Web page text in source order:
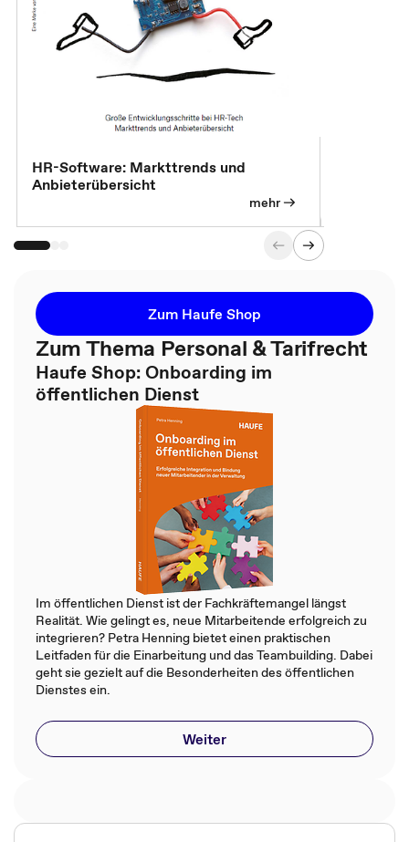
HR-Software: Markttrends und
Anbieterübersicht
mehr
Zum Haufe Shop
Zum Thema Personal & Tarifrecht
Haufe Shop: Onboarding im
öffentlichen Dienst
Im öffentlichen Dienst ist der Fachkräftemangel längst
Realität. Wie gelingt es, neue Mitarbeitende erfolgreich zu
integrieren? Petra Henning bietet einen praktischen
Leitfaden für die Einarbeitung und das Teambuilding. Dabei
geht sie gezielt auf die Besonderheiten des öffentlichen
Dienstes ein.
Weiter